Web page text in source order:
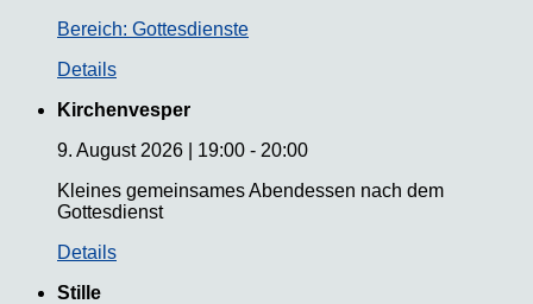
Bereich: Gottesdienste
Details
Kirchenvesper
9. August 2026
19:00 - 20:00
Kleines gemeinsames Abendessen nach dem
Gottesdienst
Details
Stille